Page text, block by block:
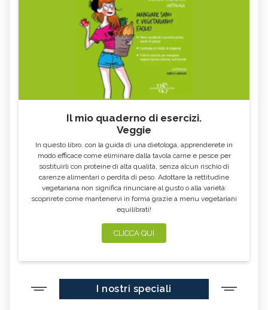
Il mio quaderno di esercizi.
Veggie
In questo libro, con la guida di una dietologa, apprenderete in
modo efficace come eliminare dalla tavola carne e pesce per
sostituirli con proteine di alta qualità, senza alcun rischio di
carenze alimentari o perdita di peso. Adottare la rettitudine
vegetariana non significa rinunciare al gusto o alla varietà:
scoprirete come mantenervi in forma grazie a menu vegetariani
equilibrati!
CLICCA QUI
I nostri speciali